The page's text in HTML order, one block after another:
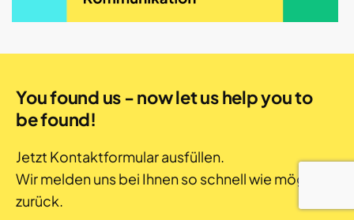
You found us - now let us help you to
be found!
Jetzt Kontaktformular ausfüllen.
Wir melden uns bei Ihnen so schnell wie möglich
zurück.